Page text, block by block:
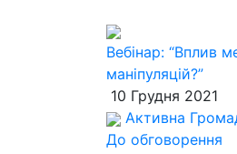
Вебінар: “Вплив
маніпуляцій?”
10 Грудня 2021
Активна
До обговорення